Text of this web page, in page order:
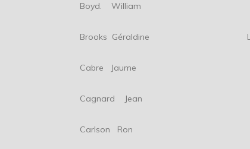
Boyd. William
Brooks Géraldine L’autre
Cabre Jaume
Cagnard Jean
Carlson Ron Cinq